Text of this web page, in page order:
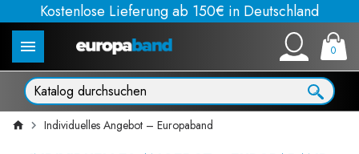
Kostenlose Lieferung ab 150€ in Deutschland
0
Individuelles Angebot – Europaband